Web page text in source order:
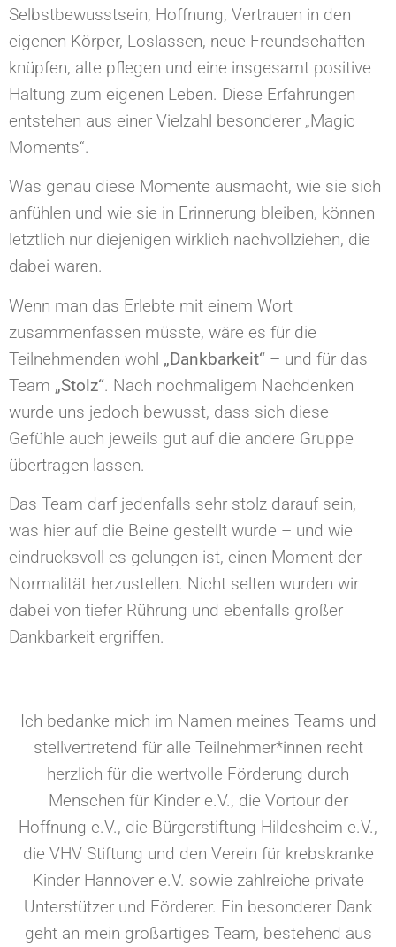
Selbstbewusstsein, Hoffnung, Vertrauen in den
eigenen Körper, Loslassen, neue Freundschaften
knüpfen, alte pflegen und eine insgesamt positive
Haltung zum eigenen Leben. Diese Erfahrungen
entstehen aus einer Vielzahl besonderer „Magic
Moments“.
Was genau diese Momente ausmacht, wie sie sich
anfühlen und wie sie in Erinnerung bleiben, können
letztlich nur diejenigen wirklich nachvollziehen, die
dabei waren.
Wenn man das Erlebte mit einem Wort
zusammenfassen müsste, wäre es für die
Teilnehmenden wohl „Dankbarkeit“ – und für das
Team „Stolz“. Nach nochmaligem Nachdenken
wurde uns jedoch bewusst, dass sich diese
Gefühle auch jeweils gut auf die andere Gruppe
übertragen lassen.
Das Team darf jedenfalls sehr stolz darauf sein,
was hier auf die Beine gestellt wurde – und wie
eindrucksvoll es gelungen ist, einen Moment der
Normalität herzustellen. Nicht selten wurden wir
dabei von tiefer Rührung und ebenfalls großer
Dankbarkeit ergriffen.
Ich bedanke mich im Namen meines Teams und
stellvertretend für alle Teilnehmer*innen recht
herzlich für die wertvolle Förderung durch
Menschen für Kinder e.V., die Vortour der
Hoffnung e.V., die Bürgerstiftung Hildesheim e.V.,
die VHV Stiftung und den Verein für krebskranke
Kinder Hannover e.V. sowie zahlreiche private
Unterstützer und Förderer. Ein besonderer Dank
geht an mein großartiges Team, bestehend aus